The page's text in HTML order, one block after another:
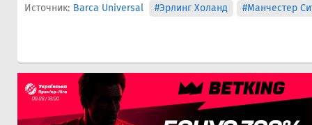
Источник: Barca Universal #Эрлинг Холанд #Манчестер